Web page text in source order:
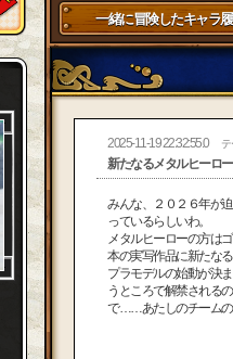
一緒に冒険したキャラ
2025-11-19 22:32:55.0 テ
新たなるメタルヒーロ
みんな、２０２６年が
っているらしいわ。
メタルヒーローの方は
本の実写作品に新たな
プラモデルの始動が決
うところで解禁される
で……あたしのチームの